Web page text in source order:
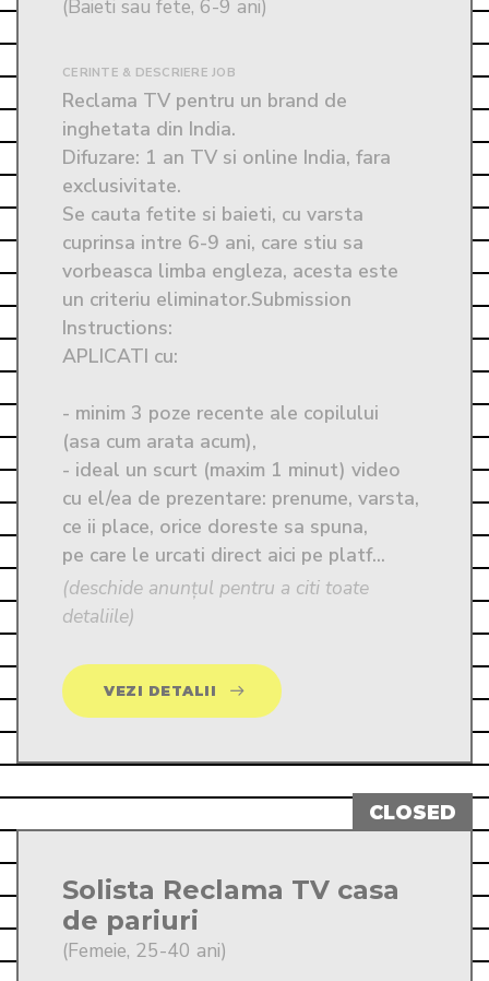
(Baieti sau fete, 6-9 ani)
CERINTE & DESCRIERE JOB
Reclama TV pentru un brand de
inghetata din India.
Difuzare: 1 an TV si online India, fara
exclusivitate.
Se cauta fetite si baieti, cu varsta
cuprinsa intre 6-9 ani, care stiu sa
vorbeasca limba engleza, acesta este
un criteriu eliminator.Submission
Instructions:
APLICATI cu:
- minim 3 poze recente ale copilului
(asa cum arata acum),
- ideal un scurt (maxim 1 minut) video
cu el/ea de prezentare: prenume, varsta,
ce ii place, orice doreste sa spuna,
pe care le urcati direct aici pe platf...
(deschide anunțul pentru a citi toate
detaliile)
VEZI DETALII
Solista Reclama TV casa
de pariuri
(Femeie, 25-40 ani)